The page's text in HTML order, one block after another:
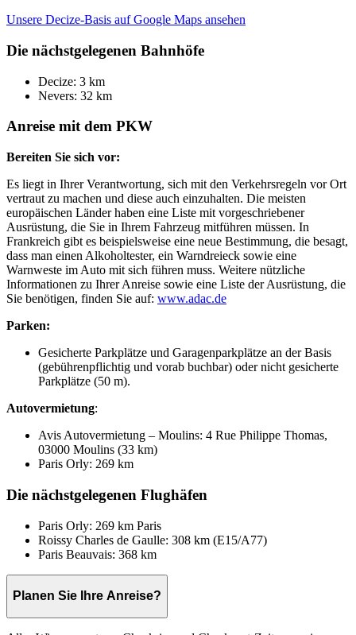
Unsere Decize-Basis auf Google Maps ansehen
Die nächstgelegenen Bahnhöfe
Decize: 3 km
Nevers: 32 km
Anreise mit dem PKW
Bereiten Sie sich vor:
Es liegt in Ihrer Verantwortung, sich mit den Verkehrsregeln vor Ort
vertraut zu machen und diese auch einzuhalten. Die meisten
europäischen Länder haben eine Liste mit vorgeschriebener
Ausrüstung, die Sie in Ihrem Fahrzeug mitführen müssen. In
Frankreich gibt es beispielsweise eine neue Bestimmung, die besagt,
dass man einen Alkoholtester, ein Warndreieck sowie eine
Warnweste im Auto mit sich führen muss. Weitere nützliche
Informationen zu Ihrer Anreise sowie eine Liste der Ausrüstung, die
Sie benötigen, finden Sie auf: www.adac.de
Parken:
Gesicherte Parkplätze und Garagenparkplätze an der Basis
(gebührenpflichtig und vorab buchbar) oder nicht gesicherte
Parkplätze (50 m).
Autovermietung:
Avis Autovermietung – Moulins: 4 Rue Philippe Thomas,
03000 Moulins (33 km)
Paris Orly: 269 km
Die nächstgelegenen Flughäfen
Paris Orly: 269 km Paris
Roissy Charles de Gaulle: 308 km (E15/A77)
Paris Beauvais: 368 km
Planen Sie Ihre Anreise?